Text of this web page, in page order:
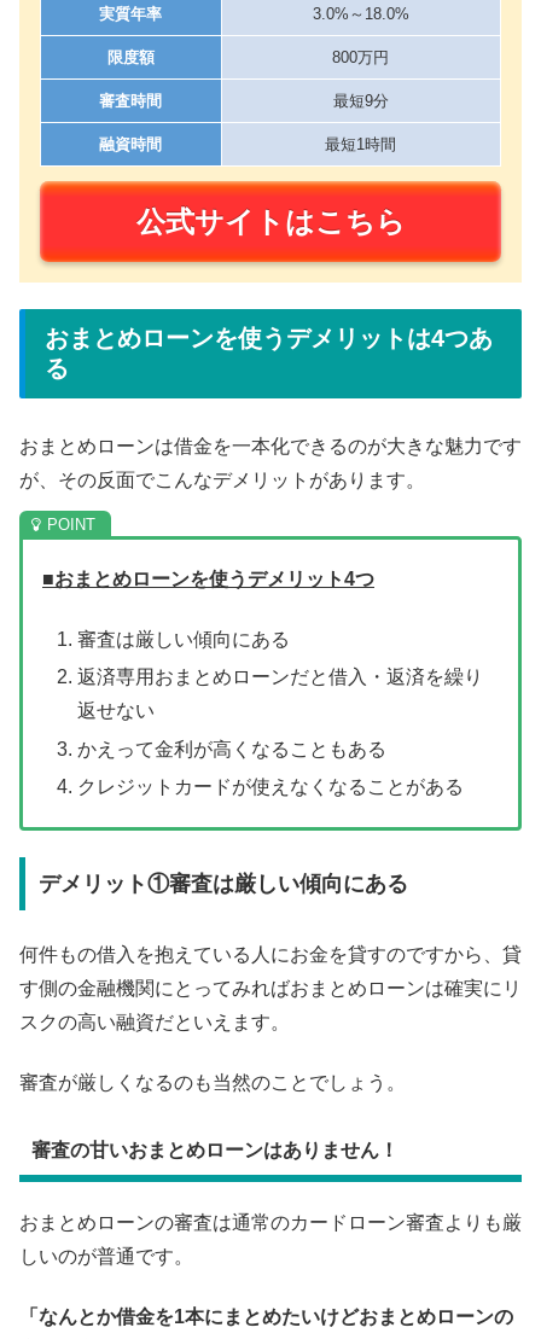
実質年率 3.0%～18.0%
限度額 800万円
審査時間 最短9分
融資時間 最短1時間
公式サイトはこちら
おまとめローンを使うデメリットは4つあ
る
おまとめローンは借金を一本化できるのが大きな魅力です
が、その反面でこんなデメリットがあります。
■おまとめローンを使うデメリット4つ
審査は厳しい傾向にある
返済専用おまとめローンだと借入・返済を繰り
返せない
かえって金利が高くなることもある
クレジットカードが使えなくなることがある
デメリット①審査は厳しい傾向にある
何件もの借入を抱えている人にお金を貸すのですから、貸
す側の金融機関にとってみればおまとめローンは確実にリ
スクの高い融資だといえます。
審査が厳しくなるのも当然のことでしょう。
審査の甘いおまとめローンはありません！
おまとめローンの審査は通常のカードローン審査よりも厳
しいのが普通です。
「なんとか借金を1本にまとめたいけどおまとめローンの